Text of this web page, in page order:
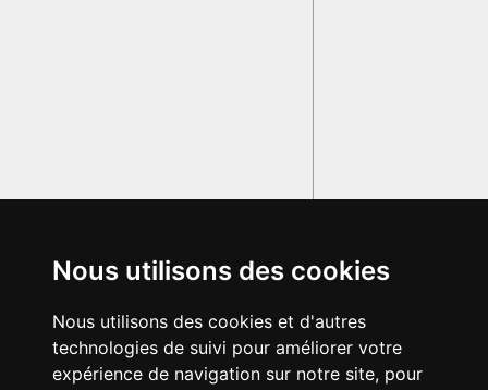
Nous utilisons des cookies
Nous utilisons des cookies et d'autres
technologies de suivi pour améliorer votre
expérience de navigation sur notre site, pour